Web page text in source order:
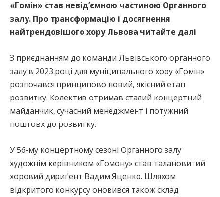
«Гомін» став невідʼємною частиною Органного
залу. Про трансформацію і досягнення
найтрендовішого хору Львова читайте далі
З приєднанням до команди Львівського органного
залу в 2023 році для муніципального хору «Гомін»
розпочався принципово новий, якісний етап
розвитку. Колектив отримав сталий концертний
майданчик, сучасний менеджмент і потужний
поштовх до розвитку.
У 56-му концертному сезоні Органного залу
художнім керівником «Гомону» став талановитий
хоровий дириґент Вадим Яценко. Шляхом
відкритого конкурсу оновився також склад